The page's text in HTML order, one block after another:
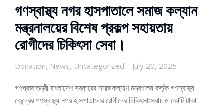
গণস্বাস্থ্য নগর হাসপাতালে সমাজ কল্যান
মন্ত্রনালয়ের বিশেষ প্রকল্প সহায়তায়
রোগীদের চিকিৎসা সেবা।
Donation, News, Uncategorized July 20, 2025
গণপ্রজাতন্ত্রী বাংলাদেশ সরকারের সমাজকল্যাণ মন্ত্রণালয় কর্তৃক গণস্বাস্থ্য
কেন্দ্রের গণস্বাস্থ্য নগর হাসপাতালের রোগীদের চিকিৎসাসেবায় ৫ কোটি টাকা